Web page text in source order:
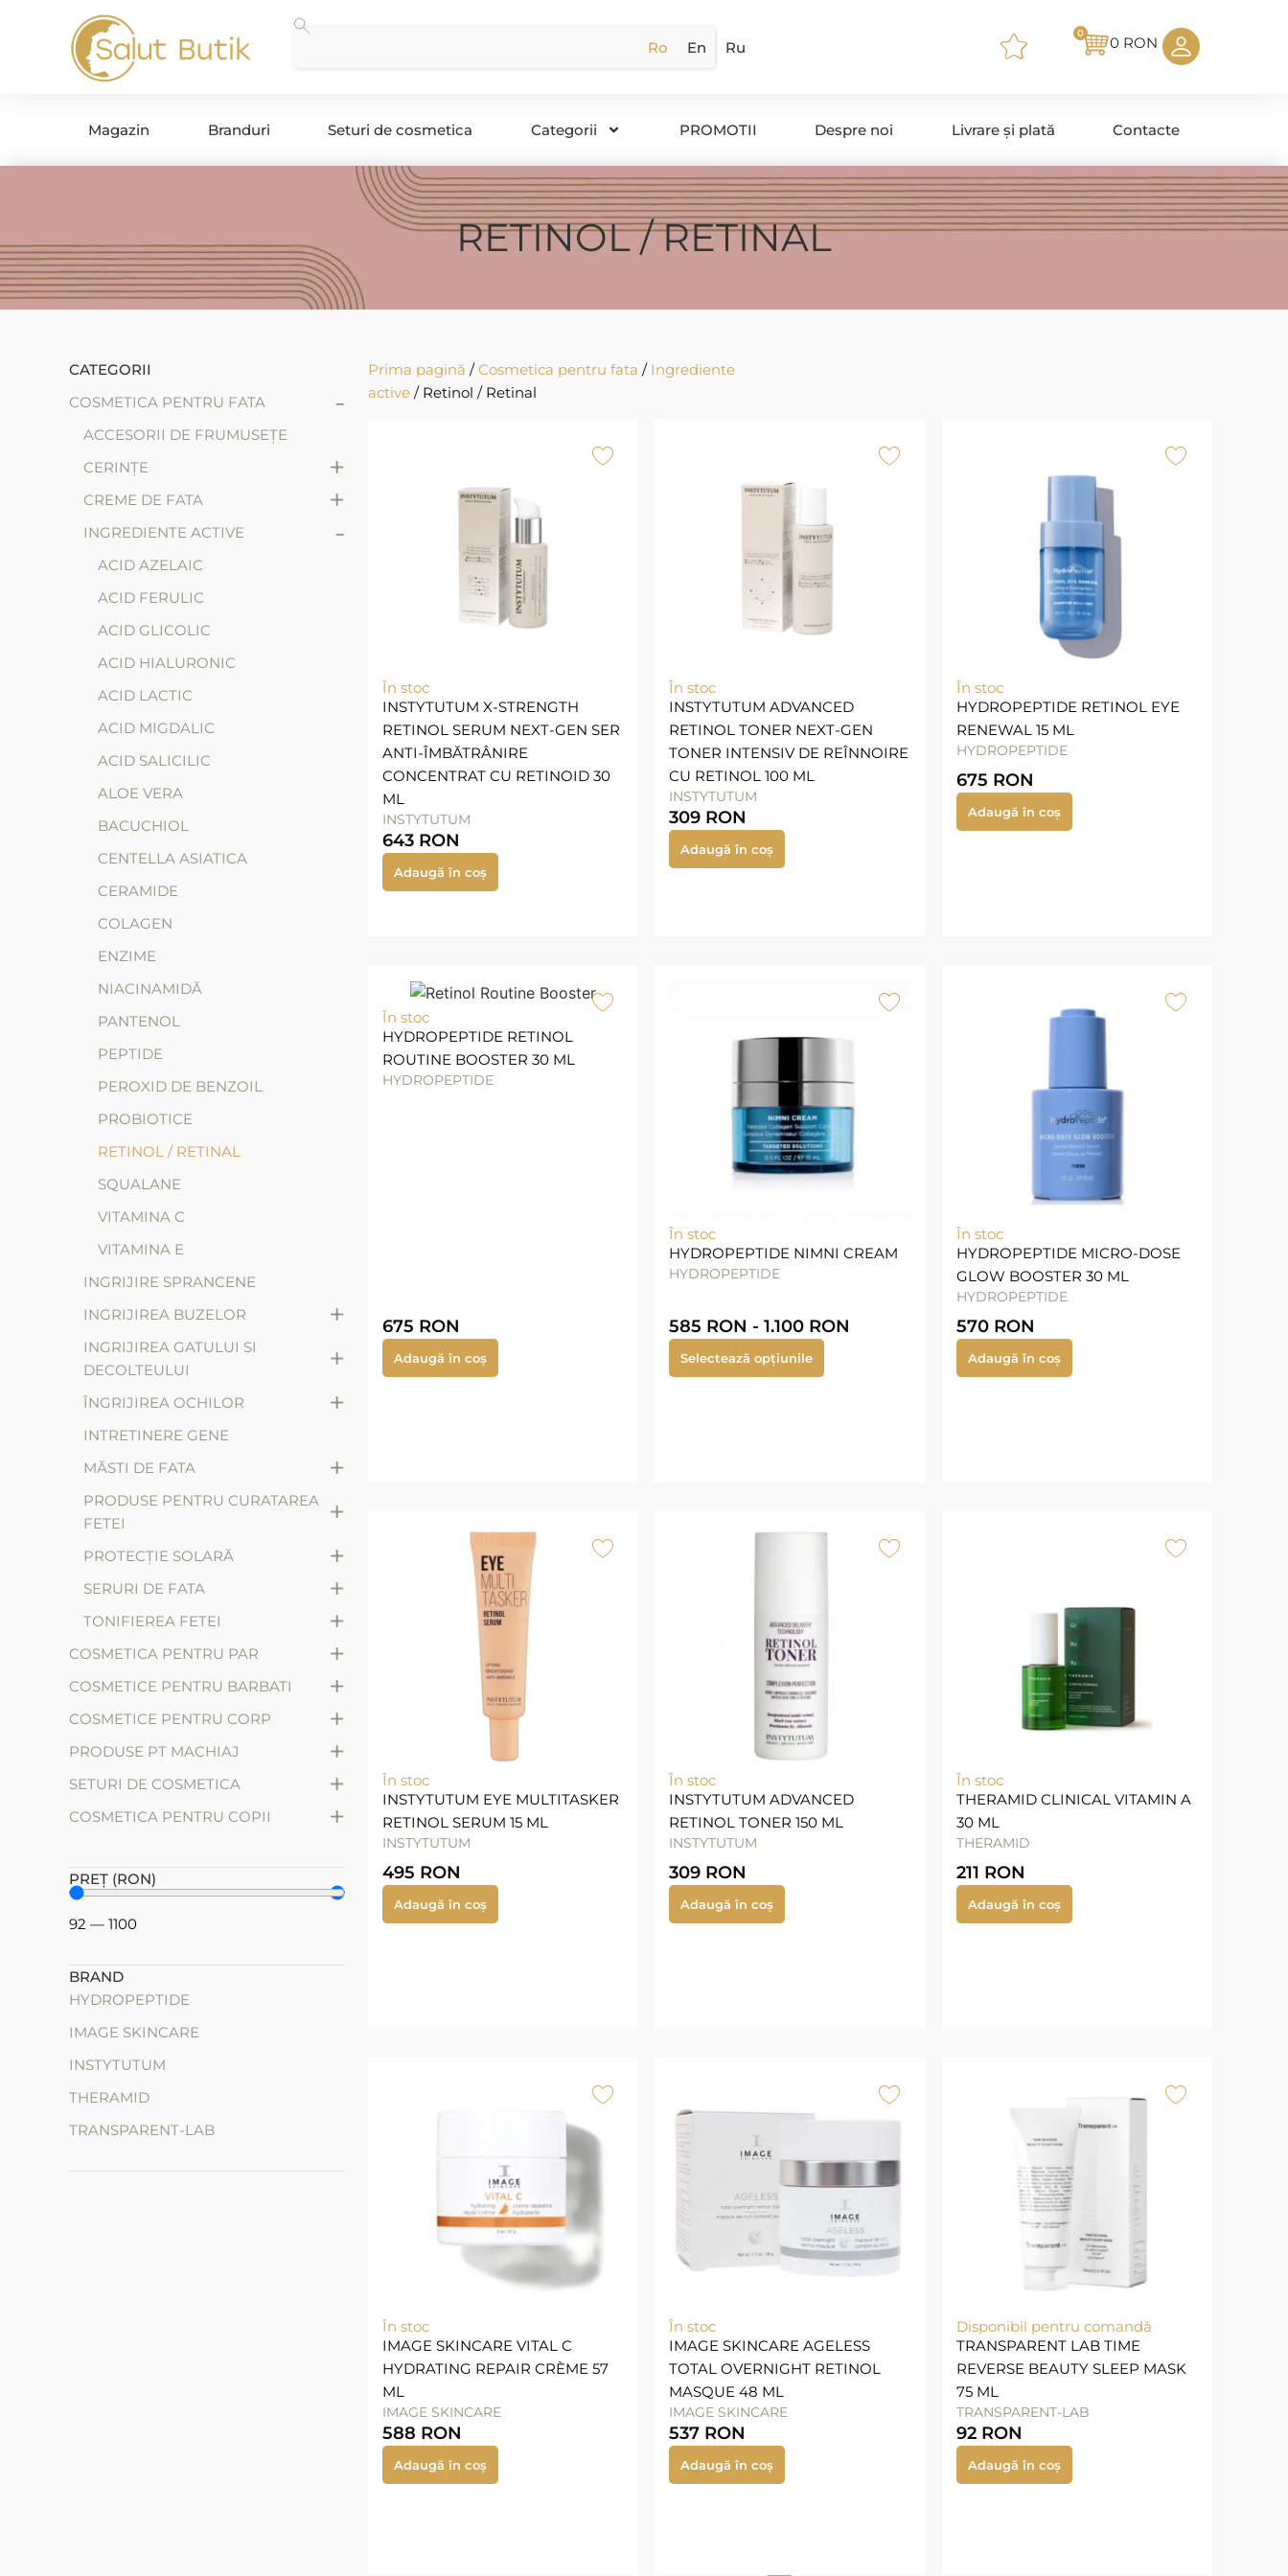
Ro En Ru 0 RON
0
Magazin Branduri Seturi de cosmetica Categorii PROMOTII Despre noi Livrare și plată Contacte
RETINOL / RETINAL
CATEGORII
COSMETICA PENTRU FATA
-
ACCESORII DE FRUMUSEȚE
CERINȚE
+
CREME DE FATA +
INGREDIENTE ACTIVE -
ACID AZELAIC
ACID FERULIC
ACID GLICOLIC
ACID HIALURONIC
ACID LACTIC
ACID MIGDALIC
ACID SALICILIC
ALOE VERA
BACUCHIOL
CENTELLA ASIATICA
CERAMIDE
COLAGEN
ENZIME
NIACINAMIDĂ
PANTENOL
PEPTIDE
PEROXID DE BENZOIL
PROBIOTICE
RETINOL / RETINAL
SQUALANE
VITAMINA C
VITAMINA E
INGRIJIRE SPRANCENE
INGRIJIREA BUZELOR
+
INGRIJIREA GATULUI SI
DECOLTEULUI
+
ÎNGRIJIREA OCHILOR +
INTRETINERE GENE
MĂSTI DE FATA
+
PRODUSE PENTRU CURATAREA
FETEI
+
PROTECȚIE SOLARĂ +
SERURI DE FATA +
TONIFIEREA FETEI +
COSMETICA PENTRU PAR +
COSMETICE PENTRU BARBATI +
COSMETICE PENTRU CORP +
PRODUSE PT MACHIAJ +
SETURI DE COSMETICA +
СOSMETICA PENTRU COPII +
PREȚ (RON)
92 — 1100
BRAND
HYDROPEPTIDE
IMAGE SKINCARE
INSTYTUTUM
THERAMID
TRANSPARENT-LAB
Prima pagină /Cosmetica pentru fata / Ingrediente
active / Retinol / Retinal
În stoc
INSTYTUTUM X-STRENGTH
RETINOL SERUM NEXT-GEN SER
ANTI-ÎMBĂTRÂNIRE
CONCENTRAT CU RETINOID 30
ML
INSTYTUTUM
643 RON
Adaugă în coș
În stoc
INSTYTUTUM ADVANCED
RETINOL TONER NEXT-GEN
TONER INTENSIV DE REÎNNOIRE
CU RETINOL 100 ML
INSTYTUTUM
309 RON
Adaugă în coș
În stoc
HYDROPEPTIDE RETINOL EYE
RENEWAL 15 ML
HYDROPEPTIDE
675 RON
Adaugă în coș
În stoc
HYDROPEPTIDE RETINOL
ROUTINE BOOSTER 30 ML
HYDROPEPTIDE
675 RON
Adaugă în coș
În stoc
HYDROPEPTIDE NIMNI CREAM
HYDROPEPTIDE
585 RON -1.100 RON
Selectează opțiunile
În stoc
HYDROPEPTIDE MICRO-DOSE
GLOW BOOSTER 30 ML
HYDROPEPTIDE
570 RON
Adaugă în coș
În stoc
INSTYTUTUM EYE MULTITASKER
RETINOL SERUM 15 ML
INSTYTUTUM
495 RON
Adaugă în coș
În stoc
INSTYTUTUM ADVANCED
RETINOL TONER 150 ML
INSTYTUTUM
309 RON
Adaugă în coș
În stoc
THERAMID CLINICAL VITAMIN A
30 ML
THERAMID
211 RON
Adaugă în coș
În stoc
IMAGE SKINCARE VITAL C
HYDRATING REPAIR CRÈME 57
ML
IMAGE SKINCARE
588 RON
Adaugă în coș
În stoc
IMAGE SKINCARE AGELESS
TOTAL OVERNIGHT RETINOL
MASQUE 48 ML
IMAGE SKINCARE
537 RON
Adaugă în coș
Disponibil pentru comandă
TRANSPARENT LAB TIME
REVERSE BEAUTY SLEEP MASK
75 ML
TRANSPARENT-LAB
92 RON
Adaugă în coș